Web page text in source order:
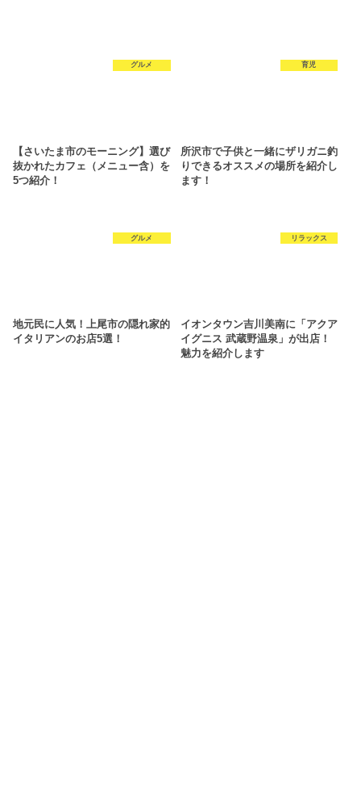
グルメ
【さいたま市のモーニング】選び
抜かれたカフェ（メニュー含）を
5つ紹介！
育児
所沢市で子供と一緒にザリガニ釣
りできるオススメの場所を紹介し
ます！
グルメ
地元民に人気！上尾市の隠れ家的
イタリアンのお店5選！
リラックス
イオンタウン吉川美南に「アクア
イグニス 武蔵野温泉」が出店！
魅力を紹介します